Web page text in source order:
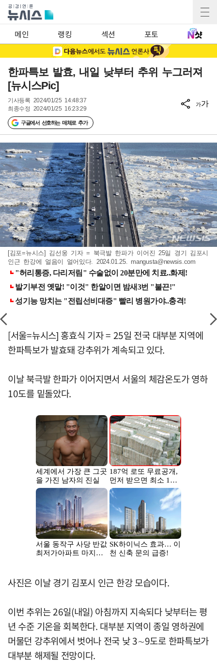
메인 랭킹 섹션 포토
한파특보 발효, 내일 낮부터 추위 누그러져
[뉴시스Pic]
기사등록 2024/01/25 14:48:37
최종수정 2024/01/25 16:23:29
구글에서 선호하는 매체로 추가
가가
[김포=뉴시스] 김선웅 기자 = 북극발 한파가 이어진 25일 경기 김포시
인근 한강에 얼음이 얼어있다. 2024.01.25. mangusta@newsis.com
[서울=뉴시스] 홍효식 기자 = 25일 전국 대부분 지역에
한파특보가 발효돼 강추위가 계속되고 있다.
이날 북극발 한파가 이어지면서 서울의 체감온도가 영하
10도를 밑돌았다.
사진은 이날 경기 김포시 인근 한강 모습이다.
이번 추위는 26일(내일) 아침까지 지속되다 낮부터는 평
년 수준 기온을 회복한다. 대부분 지역이 종일 영하권에
머물던 강추위에서 벗어나 전국 낮 3∼9도로 한파특보가
대부분 해제될 전망이다.